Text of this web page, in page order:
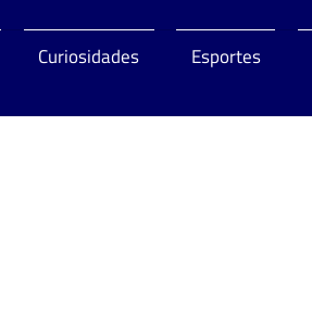
Curiosidades Esportes